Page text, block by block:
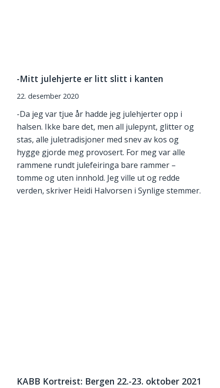
-Mitt julehjerte er litt slitt i kanten
22. desember 2020
-Da jeg var tjue år hadde jeg julehjerter opp i
halsen. Ikke bare det, men all julepynt, glitter og
stas, alle juletradisjoner med snev av kos og
hygge gjorde meg provosert. For meg var alle
rammene rundt julefeiringa bare rammer –
tomme og uten innhold. Jeg ville ut og redde
verden, skriver Heidi Halvorsen i Synlige stemmer.
KABB Kortreist: Bergen 22.-23. oktober 2021